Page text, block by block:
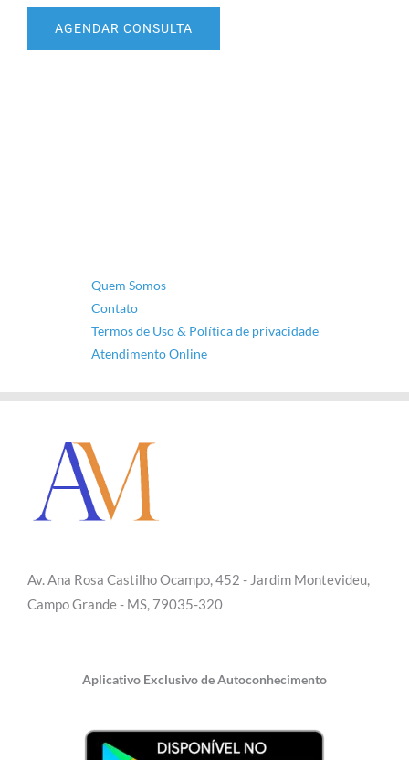
AGENDAR CONSULTA
Quem Somos
Contato
Termos de Uso & Política de privacidade
Atendimento Online
Av. Ana Rosa Castilho Ocampo, 452 - Jardim Montevideu,
Campo Grande - MS, 79035-320
Aplicativo Exclusivo de Autoconhecimento